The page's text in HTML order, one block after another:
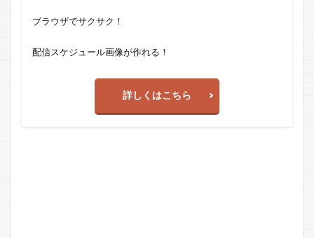
ブラウザでサクサク！
配信スケジュール画像が作れる！
詳しくはこちら